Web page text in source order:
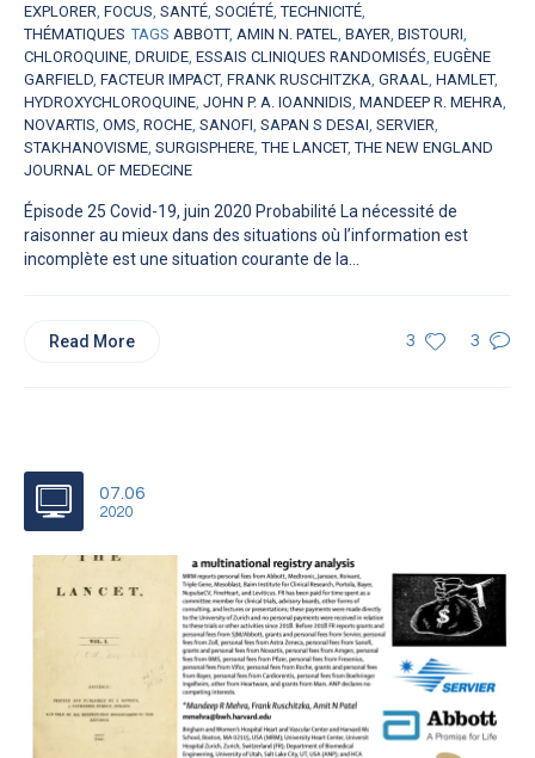
EXPLORER, FOCUS, SANTÉ, SOCIÉTÉ,TECHNICITÉ,
THÉMATIQUES TAGS ABBOTT, AMIN N. PATEL, BAYER, BISTOURI,
CHLOROQUINE, DRUIDE, ESSAIS CLINIQUES RANDOMISÉS, EUGÈNE
GARFIELD, FACTEUR IMPACT, FRANK RUSCHITZKA, GRAAL, HAMLET,
HYDROXYCHLOROQUINE, JOHN P. A. IOANNIDIS, MANDEEP R. MEHRA,
NOVARTIS, OMS, ROCHE, SANOFI, SAPAN S DESAI, SERVIER,
STAKHANOVISME, SURGISPHERE,THE LANCET,THE NEW ENGLAND
JOURNAL OF MEDECINE
Épisode 25 Covid-19, juin 2020 Probabilité La nécessité de
raisonner au mieux dans des situations où l’information est
incomplète est une situation courante de la...
3 3
Read More
07.06
2020